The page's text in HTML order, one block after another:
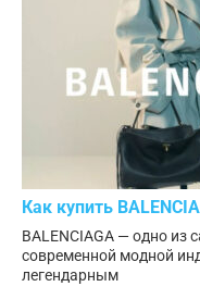
Как купить
BALENCIAGA — одно из
современной модной
легендарным